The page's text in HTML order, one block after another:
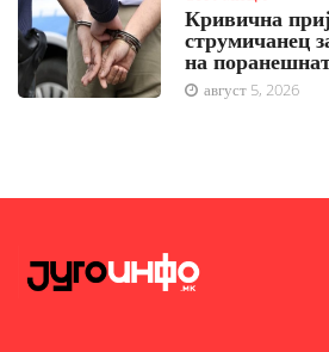
Кривична
струмичанец
на
август 5, 2026